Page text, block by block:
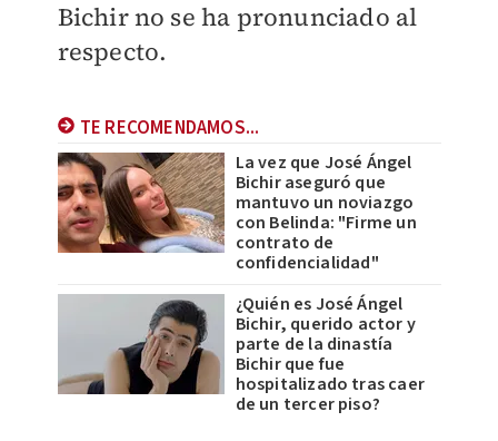
Bichir no se ha pronunciado al
respecto.
TE RECOMENDAMOS...
La vez que José Ángel
Bichir aseguró que
mantuvo un noviazgo
con Belinda: "Firme un
contrato de
confidencialidad"
¿Quién es José Ángel
Bichir, querido actor y
parte de la dinastía
Bichir que fue
hospitalizado tras caer
de un tercer piso?